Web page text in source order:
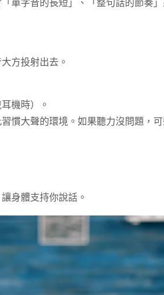
單字音的長短」、「整句話的節奏」
方投射出去。
機時）。
慣大聲的環境。如果聽力沒問題，
身體支持你說話。